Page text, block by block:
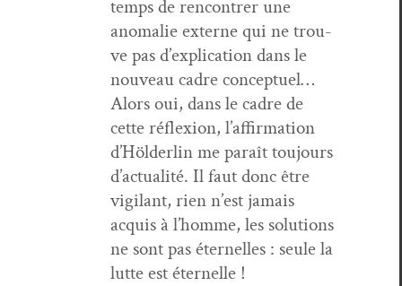
temps de ren­con­tr­er une
anom­alie externe qui ne trou­
ve pas d’ex­pli­ca­tion dans le
nou­veau cadre con­ceptuel…
Alors oui, dans le cadre de
cette réflex­ion, l’af­fir­ma­tion
d’Hölder­lin me paraît tou­jours
d’ac­tu­al­ité. Il faut donc être
vig­i­lant, rien n’est jamais
acquis à l’homme, les solu­tions
ne sont pas éter­nelles : seule la
lutte est éternelle !